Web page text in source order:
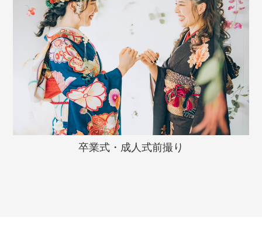
卒業式・成人式前撮り